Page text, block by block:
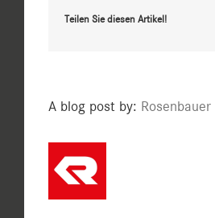
Teilen Sie diesen Artikel!
A blog post by: